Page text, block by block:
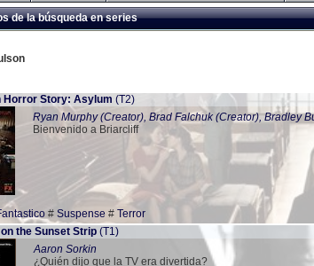
de la búsqueda en series
Horror Story: Asylum (T2)
Ryan Murphy (Creator), Brad Falchuk (Creator), Bradley
Bienvenido a Briarcliff
# Suspense # Terror
the Sunset Strip (T1)
Aaron Sorkin
¿Quién dijo que la TV era divertida?